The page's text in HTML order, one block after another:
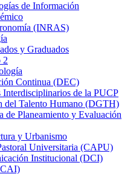
de Información
(INRAS)
y Graduados
2
Continua (DEC)
Interdisciplinarios de la PUCP
del Talento Humano (DGTH)
de Planeamiento y Evaluación
y Urbanismo
Universitaria (CAPU)
Institucional (DCI)